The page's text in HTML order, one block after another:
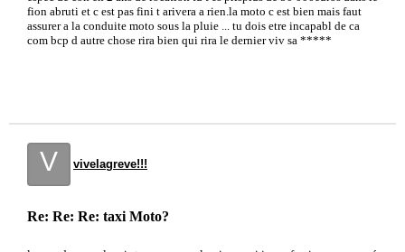
fion abruti et c est pas fini t arivera a rien.la moto c est bien mais faut
assurer a la conduite moto sous la pluie ... tu dois etre incapabl de ca
com bcp d autre chose rira bien qui rira le dernier viv sa *****
V vivelagreve!!!
Re: Re: Re: taxi Moto?